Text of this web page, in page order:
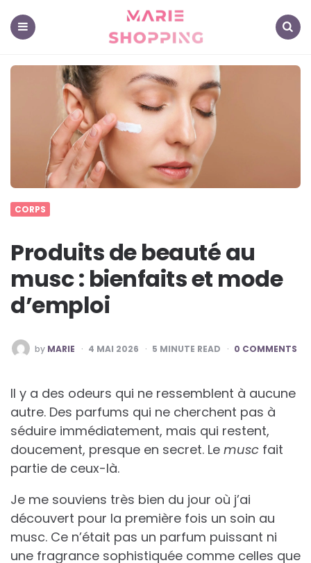
astuces
pour
vous
CORPS
Produits de beauté au
musc : bienfaits et mode
d’emploi
POSTED
BY
by MARIE 4 MAI 2026 5 MINUTE READ 0 COMMENTS
Il y a des odeurs qui ne ressemblent à aucune
autre. Des parfums qui ne cherchent pas à
séduire immédiatement, mais qui restent,
doucement, presque en secret. Le musc fait
partie de ceux-là.
Je me souviens très bien du jour où j’ai
découvert pour la première fois un soin au
musc. Ce n’était pas un parfum puissant ni
une fragrance sophistiquée comme celles que